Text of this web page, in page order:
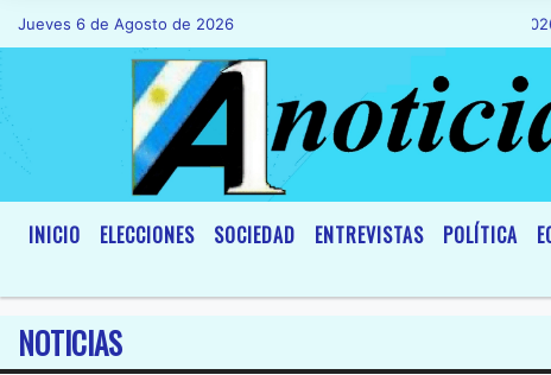
Jueves 6 de Agosto de 2026Hoy es Jueves 6 de Agosto de 2026 y son
INICIO ELECCIONES SOCIEDAD ENTREVISTAS POLÍTICA
NOTICIAS